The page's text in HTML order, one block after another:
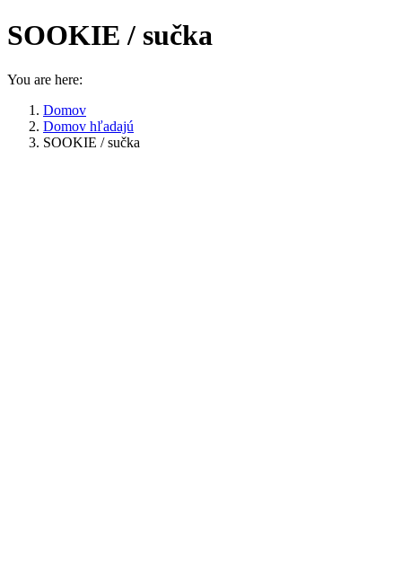
SOOKIE / sučka
You are here:
Domov
Domov hľadajú
SOOKIE / sučka